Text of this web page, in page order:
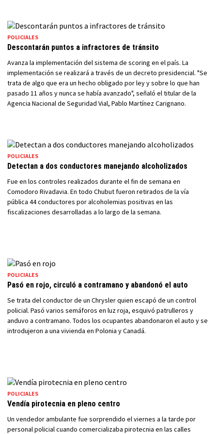
POLICIALES
Descontarán puntos a infractores de tránsito
Avanza la implementación del sistema de scoring en el país. La
implementación se realizará a través de un decreto presidencial. "Se
trata de algo que era un hecho obligado por ley y sobre lo que han
pasado 11 años y nunca se había avanzado", señaló el titular de la
Agencia Nacional de Seguridad Vial, Pablo Martínez Carignano.
POLICIALES
Detectan a dos conductores manejando alcoholizados
Fue en los controles realizados durante el fin de semana en
Comodoro Rivadavia. En todo Chubut fueron retirados de la vía
pública 44 conductores por alcoholemias positivas en las
fiscalizaciones desarrolladas a lo largo de la semana.
POLICIALES
Pasó en rojo, circuló a contramano y abandonó el auto
Se trata del conductor de un Chrysler quien escapó de un control
policial. Pasó varios semáforos en luz roja, esquivó patrulleros y
anduvo a contramano. Todos los ocupantes abandonaron el auto y se
introdujeron a una vivienda en Polonia y Canadá.
POLICIALES
Vendía pirotecnia en pleno centro
Un vendedor ambulante fue sorprendido el viernes a la tarde por
personal policial cuando comercializaba pirotecnia en las calles